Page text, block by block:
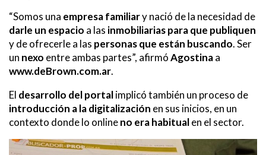
“Somos una empresa familiary nació de la necesidad de
darle un espacio a las inmobiliarias para que publiquen
y de ofrecerle a las personas que están buscando. Ser
un nexo entre ambas partes”, afirmóAgostinaa
www.deBrown.com.ar.
El desarrollo del portalimplicó también un proceso de
introducción a la digitalización en sus inicios, en un
contexto donde lo onlineno era habitualen el sector.